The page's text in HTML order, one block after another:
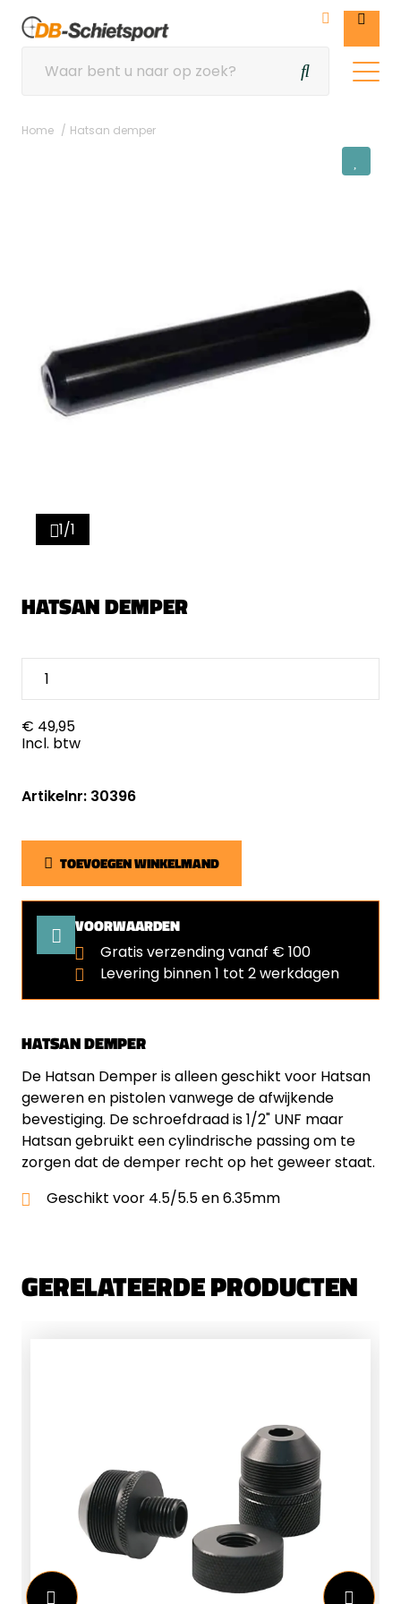
Home Hatsan demper
HATSAN DEMPER
De Hatsan Demper is alleen geschikt voor Hatsan
geweren en pistolen vanwege de afwijkende
bevestiging. De schroefdraad is 1/2" UNF maar
Hatsan gebruikt een cylindrische passing om te
zorgen dat de demper recht op het geweer staat.
Geschikt voor 4.5/5.5 en 6.35mm
1/1
HATSAN DEMPER
€ 49,95
Incl. btw
Artikelnr: 30396
TOEVOEGEN WINKELMAND
VOORWAARDEN
Gratis verzending vanaf € 100
Levering binnen 1 tot 2 werkdagen
GERELATEERDE PRODUCTEN